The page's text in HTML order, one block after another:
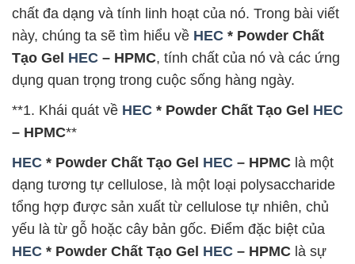
chất đa dạng và tính linh hoạt của nó. Trong bài viết
này, chúng ta sẽ tìm hiểu về HEC * Powder Chất
Tạo Gel HEC – HPMC, tính chất của nó và các ứng
dụng quan trọng trong cuộc sống hàng ngày.
**1. Khái quát về HEC * Powder Chất Tạo Gel HEC
– HPMC**
HEC * Powder Chất Tạo Gel HEC – HPMC là một
dạng tương tự cellulose, là một loại polysaccharide
tổng hợp được sản xuất từ cellulose tự nhiên, chủ
yếu là từ gỗ hoặc cây bản gốc. Điểm đặc biệt của
HEC * Powder Chất Tạo Gel HEC – HPMC là sự